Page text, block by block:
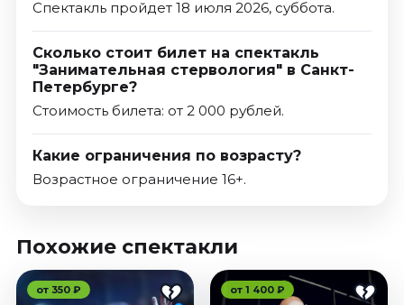
Спектакль пройдет 18 июля 2026, суббота.
Сколько стоит билет на спектакль
"Занимательная стервология" в Санкт-
Петербурге?
Стоимость билета: от 2 000 рублей.
Какие ограничения по возрасту?
Возрастное ограничение 16+.
Похожие спектакли
от 350 ₽ от 1 400 ₽